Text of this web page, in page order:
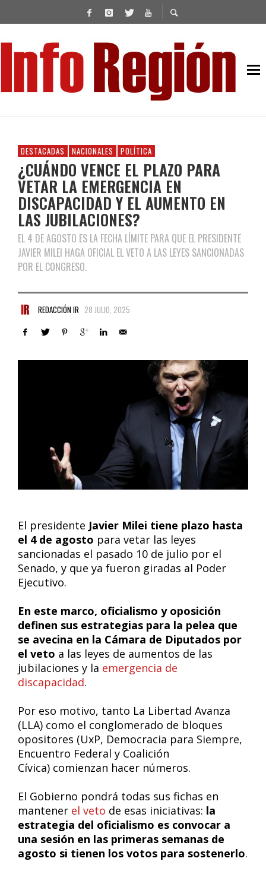
DESTACADAS NACIONALES POLÍTICA
¿CUÁNDO VENCE EL PLAZO PARA
VETAR LA EMERGENCIA EN
DISCAPACIDAD Y EL AUMENTO EN
LAS JUBILACIONES?
EL 4 DE AGOSTO ES LA FECHA LÍMITE PARA QUE EL PRESIDENTE
JAVIER MILEI HAGA OFICIAL EL VETO A LAS LEYES SANCIONADAS
POR EL CONGRESO.
REDACCIÓN IR 28 JULIO, 2025
El presidente Javier Milei tiene plazo hasta
el 4 de agosto para vetar las leyes
sancionadas el pasado 10 de julio por el
Senado, y que ya fueron giradas al Poder
Ejecutivo.
En este marco, oficialismo y oposición
definen sus estrategias para la pelea que
se avecina en la Cámara de Diputados por
el veto a las leyes de aumentos de las
jubilaciones y la emergencia de
discapacidad.
Por eso motivo, tanto La Libertad Avanza
(LLA) como el conglomerado de bloques
opositores (UxP, Democracia para Siempre,
Encuentro Federal y Coalición
Cívica) comienzan hacer números.
El Gobierno pondrá todas sus fichas en
mantener el veto de esas iniciativas: la
estrategia del oficialismo es convocar a
una sesión en las primeras semanas de
agosto si tienen los votos para sostenerlo.